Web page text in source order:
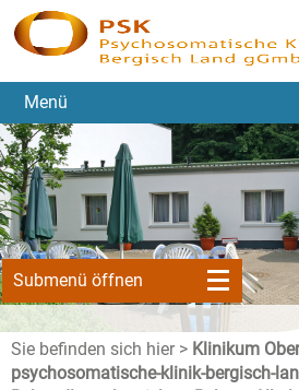
Menü
Submenü öffnen
Sie befinden sich hier > Klinikum
psychosomatische-klinik-bergisch-